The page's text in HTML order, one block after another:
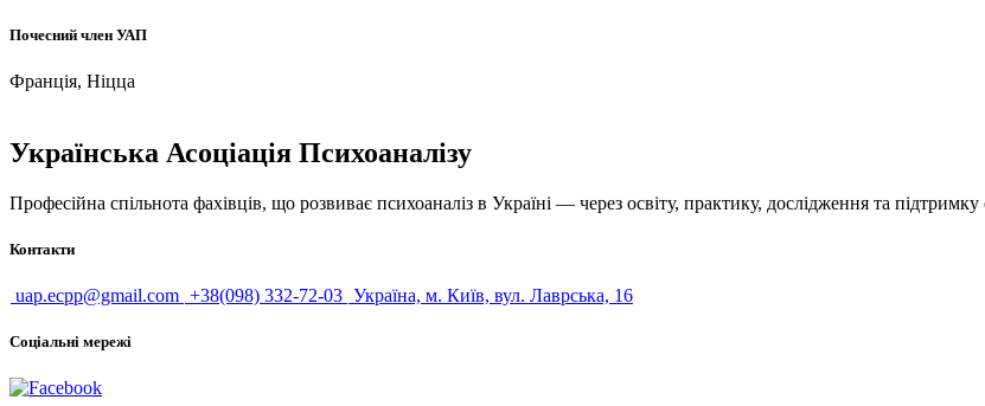
Почесний член УАП
Франція, Ніцца
Українська Асоціація Психоаналізу
Професійна спільнота фахівців, що розвиває психоаналіз в Україні — через освіту, практику, дослідження та підтримку
Контакти
uap.ecpp@gmail.com +38(098) 332-72-03 Україна, м. Київ, вул. Лаврська, 16
Соціальні мережі